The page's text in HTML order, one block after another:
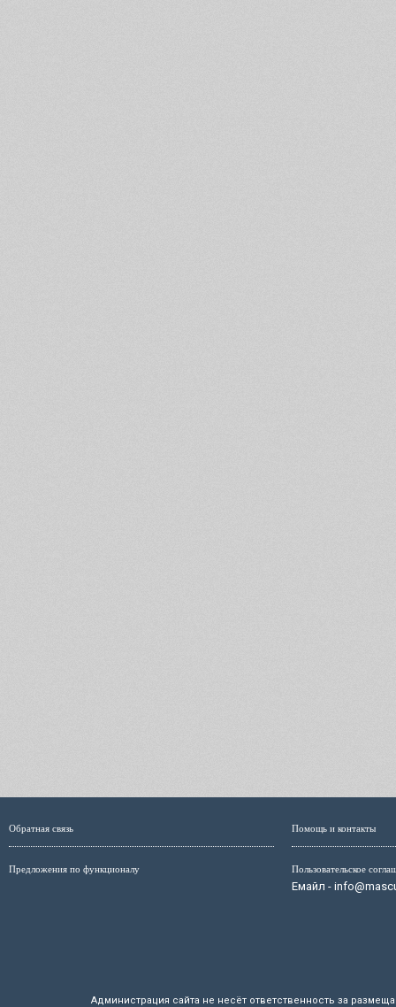
Обратная связь
Предложения по функционалу
Помощь и контакты
Пользовательское
Емайл -
Администрация сайта не несёт ответственность за